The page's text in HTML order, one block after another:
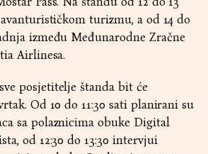
turizmu, a od 14 do
između Međunarodne Zračne
Airlinesa.
posjetitelje štanda bit će
Od 10 do 11:30 sati planirani su
sa polaznicima obuke Digital
od 12:30 do 13:30 intervjui